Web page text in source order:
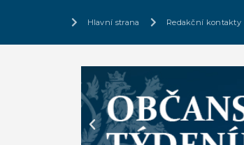
Hlavní strana Redakční kontakty